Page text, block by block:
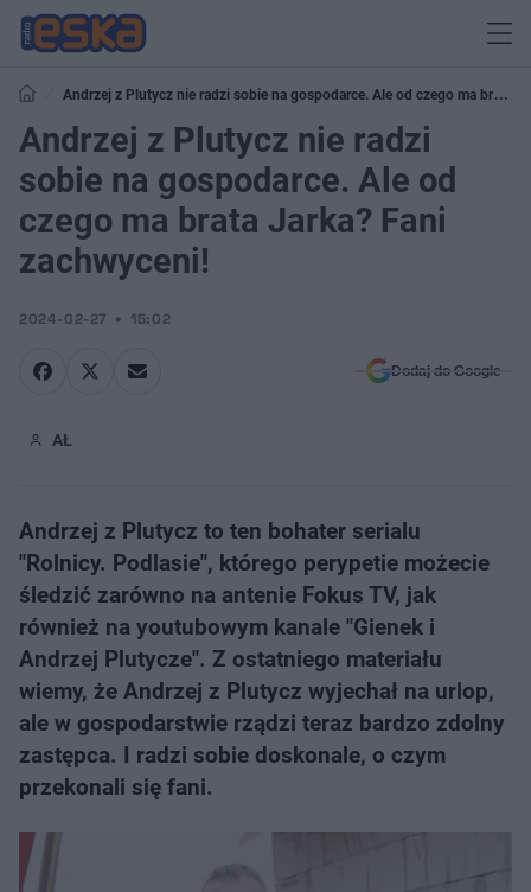
Andrzej z Plutycz nie radzi sobie na gospodarce. Ale od czego ma brata
Jarka? Fani zachwyceni!
Andrzej z Plutycz nie radzi
sobie na gospodarce. Ale od
czego ma brata Jarka? Fani
zachwyceni!
2024-02-27 15:02
Dodaj do Google
AŁ
Andrzej z Plutycz to ten bohater serialu
"Rolnicy. Podlasie", którego perypetie możecie
śledzić zarówno na antenie Fokus TV, jak
również na youtubowym kanale "Gienek i
Andrzej Plutycze". Z ostatniego materiału
wiemy, że Andrzej z Plutycz wyjechał na urlop,
ale w gospodarstwie rządzi teraz bardzo zdolny
zastępca. I radzi sobie doskonale, o czym
przekonali się fani.